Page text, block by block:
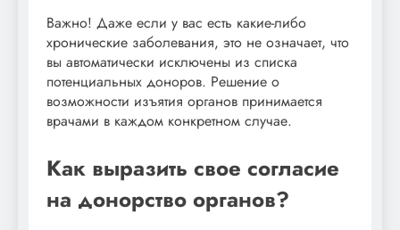
Важно! Даже если у вас есть какие-либо
хронические заболевания, это не означает, что
вы автоматически исключены из списка
потенциальных доноров. Решение о
возможности изъятия органов принимается
врачами в каждом конкретном случае.
Как выразить свое согласие
на донорство органов?